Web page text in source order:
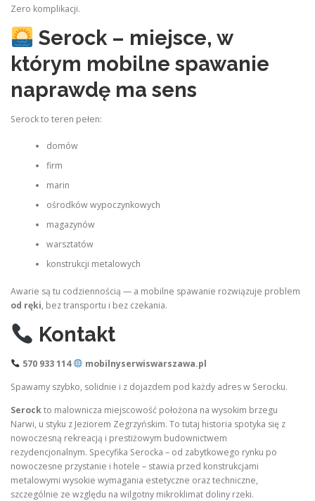
Zero komplikacji.
Serock – miejsce, w
którym mobilne spawanie
naprawdę ma sens
Serock to teren pełen:
domów
firm
marin
ośrodków wypoczynkowych
magazynów
warsztatów
konstrukcji metalowych
Awarie są tu codziennością — a mobilne spawanie rozwiązuje problem
od ręki, bez transportu i bez czekania.
Kontakt
570 933 114
mobilnyserwiswarszawa.pl
Spawamy szybko, solidnie i z dojazdem pod każdy adres w Serocku.
Serockto malownicza miejscowość położona na wysokim brzegu
Narwi, u styku z Jeziorem Zegrzyńskim. To tutaj historia spotyka się z
nowoczesną rekreacją i prestiżowym budownictwem
rezydencjonalnym. Specyfika Serocka – od zabytkowego rynku po
nowoczesne przystanie i hotele – stawia przed konstrukcjami
metalowymi wysokie wymagania estetyczne oraz techniczne,
szczególnie ze względu na wilgotny mikroklimat doliny rzeki.